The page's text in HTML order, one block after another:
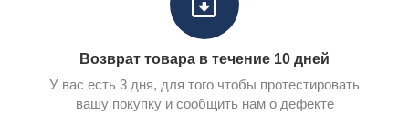
Возврат товара в течение 10 дней
У вас есть 3 дня, для того чтобы протестировать
вашу покупку и сообщить нам о дефекте